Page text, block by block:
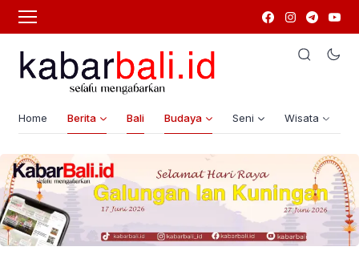
Home Berita Bali Budaya Seni Wisata